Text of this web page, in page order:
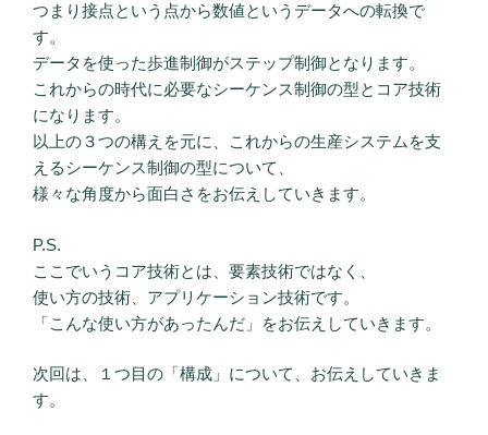
つまり接点という点から数値というデータへの転換で
す。
データを使った歩進制御がステップ制御となります。
これからの時代に必要なシーケンス制御の型とコア技術
になります。
以上の３つの構えを元に、これからの生産システムを支
えるシーケンス制御の型について、
様々な角度から面白さをお伝えしていきます。
P.S.
ここでいうコア技術とは、要素技術ではなく、
使い方の技術、アプリケーション技術です。
「こんな使い方があったんだ」をお伝えしていきます。
次回は、１つ目の「構成」について、お伝えしていきま
す。